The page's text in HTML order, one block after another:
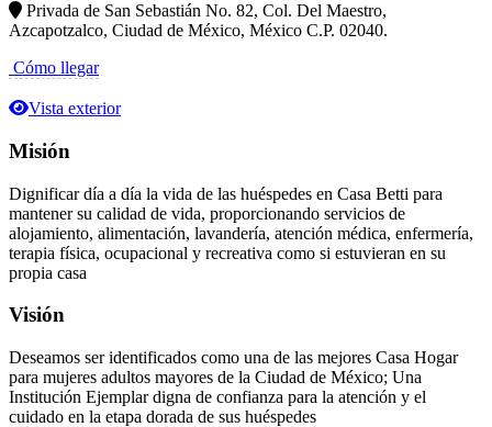
Privada de San Sebastián No. 82, Col. Del Maestro,
Azcapotzalco, Ciudad de México, México C.P. 02040.
Cómo llegar
Vista exterior
Misión
Dignificar día a día la vida de las huéspedes en Casa Betti para
mantener su calidad de vida, proporcionando servicios de
alojamiento, alimentación, lavandería, atención médica, enfermería,
terapia física, ocupacional y recreativa como si estuvieran en su
propia casa
Visión
Deseamos ser identificados como una de las mejores Casa Hogar
para mujeres adultos mayores de la Ciudad de México; Una
Institución Ejemplar digna de confianza para la atención y el
cuidado en la etapa dorada de sus huéspedes